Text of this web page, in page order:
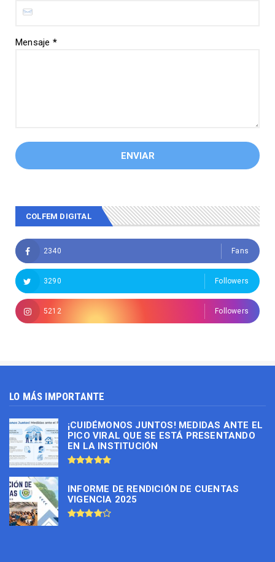
Mensaje *
COLFEM DIGITAL
2340 Fans
3290 Followers
5212 Followers
LO MÁS IMPORTANTE
¡CUIDÉMONOS JUNTOS! MEDIDAS ANTE EL
PICO VIRAL QUE SE ESTÁ PRESENTANDO
EN LA INSTITUCIÓN
INFORME DE RENDICIÓN DE CUENTAS
VIGENCIA 2025